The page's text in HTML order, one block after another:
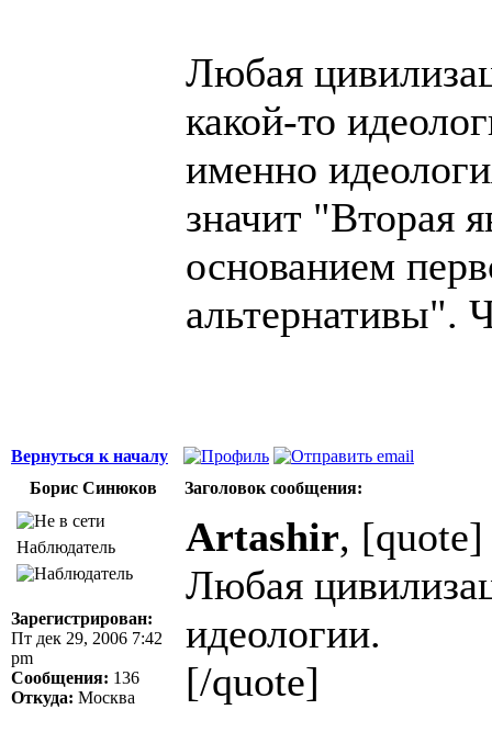
Любая
какой-то
именно
значит "Вторая
основанием
альтернативы".
Вернуться к началу
Борис Синюков
Заголовок сообщения:
Наблюдатель
Зарегистрирован:
Пт дек 29, 2006 7:42
pm
Сообщения: 136
Откуда: Москва
Artashir, [quote]
Любая
идеологии.
[/quote]